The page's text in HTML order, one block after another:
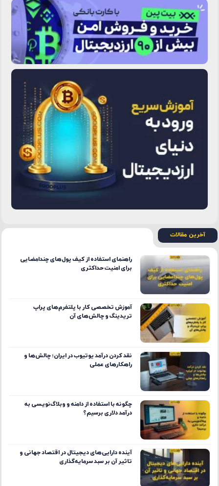
آخرین مقالات
راهنمای استفاده از کیف پول‌های چندامضایی
برای امنیت حداکثری
آموزش تخصصی کار با پلتفرم‌های پراپ
تریدینگ و چالش‌های آن
نقد کردن درآمد یوتیوب در ایران؛ چالش‌ها و
راهکارهای عملی
چگونه با استفاده از دامنه و وبلاگ‌نویسی به
درآمد دلاری برسیم؟
آینده دارایی‌های دیجیتال در اقتصاد جهانی و
تاثیر آن بر سبد سرمایه‌گذاری